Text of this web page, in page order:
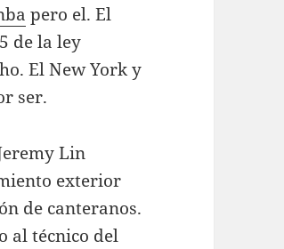
pero el. El
de la ley
El New York y
ser.
Lin
exterior
de canteranos.
al técnico del